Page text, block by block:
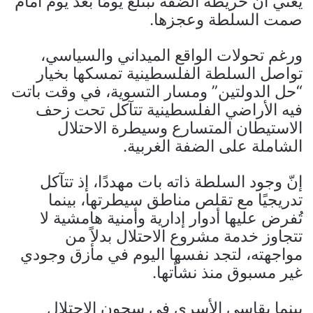
صمت السلطة وعجزها.
ورغم تحولات الواقع الميداني والسياسي،
تواصل السلطة الفلسطينية تمسكها بخيار
“حل الدولتين” ومسار التسوية، في وقت باتت
فيه الأراضي الفلسطينية تتآكل تحت زحف
الاستيطان المتسارع وسيطرة الاحتلال
الشاملة على الضفة الغربية.
إنّ وجود السلطة ذاته بات مهددًا، إذ تتآكل
تدريجيًا مع تقلص مناطق سيطرتها، بينما
تُفرض عليها أدوار إدارية وأمنية هامشية لا
تتجاوز خدمة مشروع الاحتلال بدلاً من
مواجهته، لتجد نفسها اليوم في مأزق وجودي
غير مسبوق منذ نشأتها.
بينما يقاسي الأسرى في سجون الاحتلال